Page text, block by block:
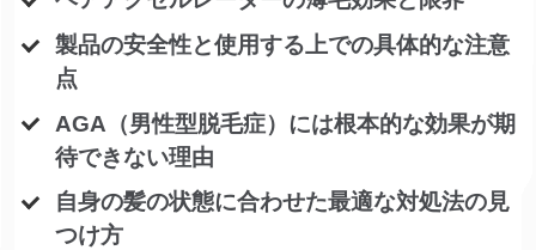
製品の安全性と使用する上での具体的な注意
点
AGA（男性型脱毛症）には根本的な効果が期
待できない理由
自身の髪の状態に合わせた最適な対処法の見
つけ方